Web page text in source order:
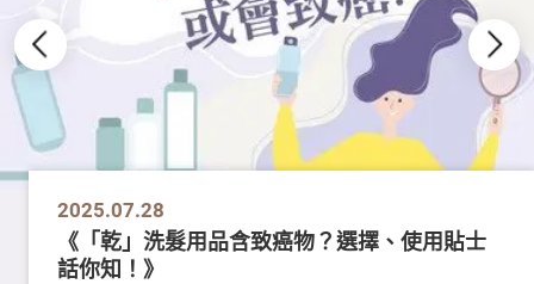
2025.07.28
《「乾」洗髮用品含致癌物？選擇、使用貼士
話你知！》